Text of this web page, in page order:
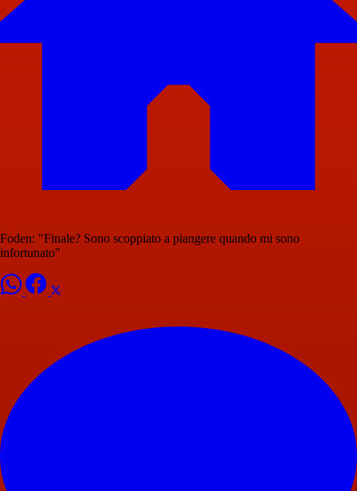
Foden: "Finale? Sono scoppiato a piangere quando mi sono
infortunato"